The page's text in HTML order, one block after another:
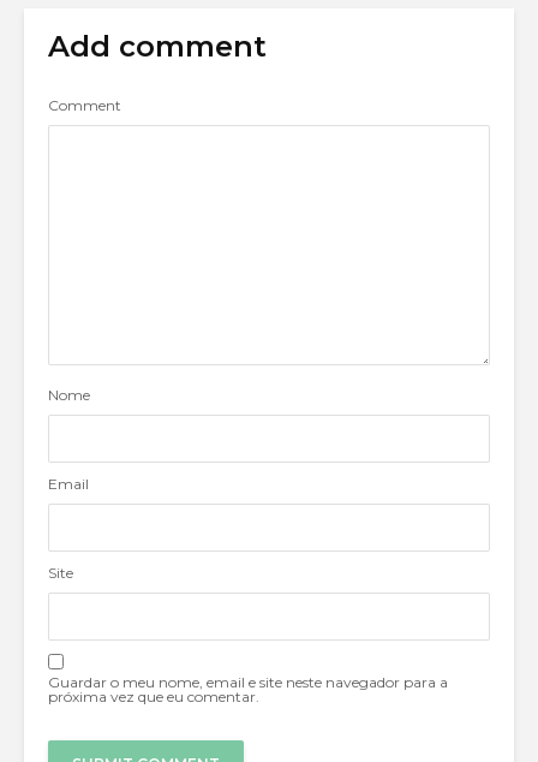
Add comment
Comment
Nome
Email
Site
Guardar o meu nome, email e site neste navegador para a
próxima vez que eu comentar.